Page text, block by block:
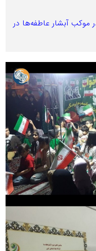
موکب آبشار عاطفه‌ها در